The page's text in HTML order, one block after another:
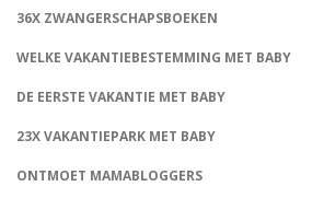
36X ZWANGERSCHAPSBOEKEN
WELKE VAKANTIEBESTEMMING MET BABY
DE EERSTE VAKANTIE MET BABY
23X VAKANTIEPARK MET BABY
ONTMOET MAMABLOGGERS